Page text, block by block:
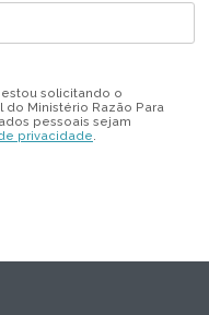
solicitando o
Ministério Razão Para
pessoais sejam
privacidade.